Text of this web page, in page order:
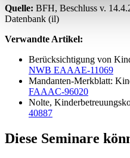
Quelle: BFH, Beschluss v.
Datenbank (il)
Verwandte Artikel:
Berücksichtigung von
NWB EAAAE-11069
Mandanten-Merkblatt:
FAAAC-96020
Nolte,
40887
Diese Seminare